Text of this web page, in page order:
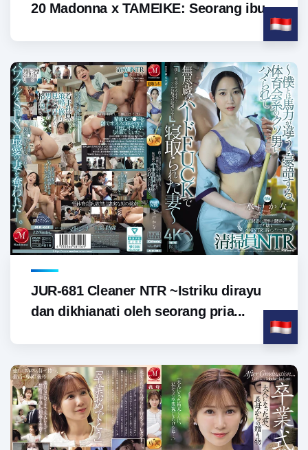
20 Madonna x TAMEIKE: Seorang ibu...
JUR-681 Cleaner NTR ~Istriku dirayu
dan dikhianati oleh seorang pria...